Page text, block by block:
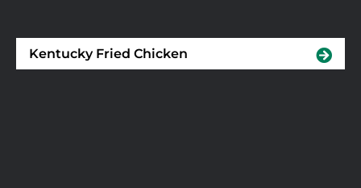
Kentucky Fried Chicken